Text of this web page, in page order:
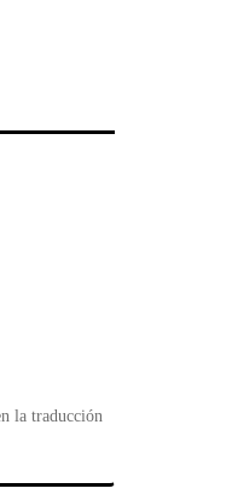
la traducción